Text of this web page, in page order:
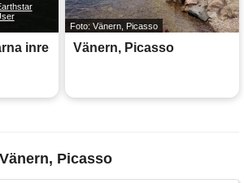
inre
Foto: Vänern, Picasso
Vänern, Picasso
Picasso